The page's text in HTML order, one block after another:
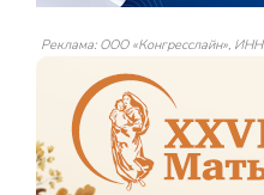
Реклама: ООО «Конгресслайн»,